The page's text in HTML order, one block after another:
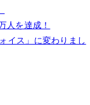
を達成！
ス」に変わりまし